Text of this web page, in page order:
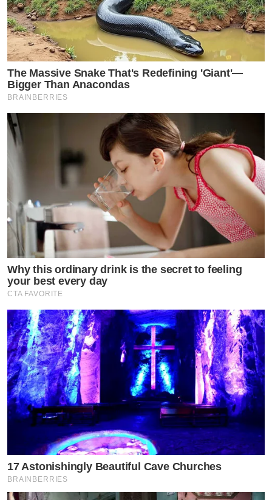
The Massive Snake That's Redefining 'Giant'—
Bigger Than Anacondas
BRAINBERRIES
Why this ordinary drink is the secret to feeling
your best every day
CTA FAVORITE
17 Astonishingly Beautiful Cave Churches
BRAINBERRIES